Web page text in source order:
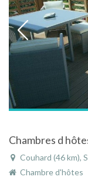
Chambres d
Couhard (46 km),
Chambre d'hôtes